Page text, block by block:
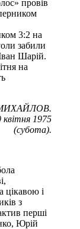
провів
3:2 на
забили
Шарій.
на
1975
(субота).
цікавою і
з
перші
Юрій